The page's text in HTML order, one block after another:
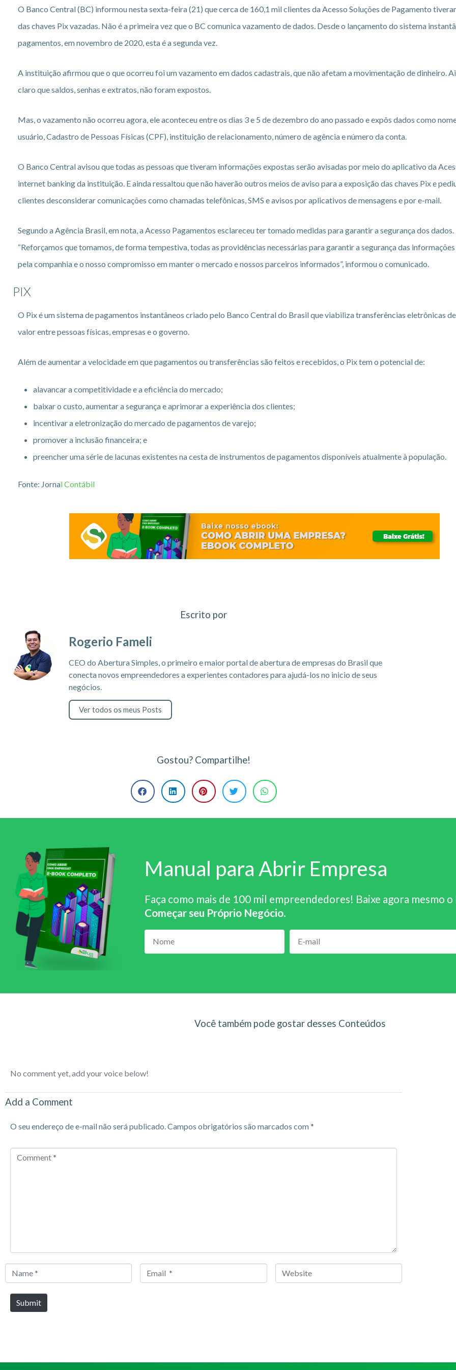
O Banco Central (BC) informou nesta sexta-feira (21) que cerca de 160,1 mil clientes da Acesso Soluções de Pagamento
das chaves Pix vazadas. Não é a primeira vez que o BC comunica vazamento de dados. Desde o lançamento do sistema
pagamentos, em novembro de 2020, esta é a segunda vez.
A instituição afirmou que o que ocorreu foi um vazamento em dados cadastrais, que não afetam a movimentação de dinheiro.
claro que saldos, senhas e extratos, não foram expostos.
Mas, o vazamento não ocorreu agora, ele aconteceu entre os dias 3 e 5 de dezembro do ano passado e expôs dados como
usuário, Cadastro de Pessoas Físicas (CPF), instituição de relacionamento, número de agência e número da conta.
O Banco Central avisou que todas as pessoas que tiveram informações expostas serão avisadas por meio do aplicativo da
internet banking da instituição. E ainda ressaltou que não haverão outros meios de aviso para a exposição das chaves Pix e
clientes desconsiderar comunicações como chamadas telefônicas, SMS e avisos por aplicativos de mensagens e por e-mail.
Segundo a Agência Brasil, em nota, a Acesso Pagamentos esclareceu ter tomado medidas para garantir a segurança dos dados.
“Reforçamos que tomamos, de forma tempestiva, todas as providências necessárias para garantir a segurança das
pela companhia e o nosso compromisso em manter o mercado e nossos parceiros informados”, informou o comunicado.
PIX
O Pix é um sistema de pagamentos instantâneos criado pelo Banco Central do Brasil que viabiliza transferências eletrônicas
valor entre pessoas físicas, empresas e o governo.
Além de aumentar a velocidade em que pagamentos ou transferências são feitos e recebidos, o Pix tem o potencial de:
alavancar a competitividade e a eficiência do mercado;
baixar o custo, aumentar a segurança e aprimorar a experiência dos clientes;
incentivar a eletronização do mercado de pagamentos de varejo;
promover a inclusão financeira; e
preencher uma série de lacunas existentes na cesta de instrumentos de pagamentos disponíveis atualmente à população.
Fonte: Jornal Contábil
Escrito por
Rogerio Fameli
CEO do Abertura Simples, o primeiro e maior portal de abertura de empresas do Brasil que
conecta novos empreendedores a experientes contadores para ajudá-los no inicio de seus
negócios.
Ver todos os meus Posts
Gostou? Compartilhe!
Manual para Abrir Empresa
Faça como mais de 100 mil empreendedores! Baixe agora mesmo o
Começar seu Próprio Negócio.
Você também pode gostar desses Conteúdos
No comment yet, add your voice below!
Add a Comment
O seu endereço de e-mail não será publicado. Campos obrigatórios são marcados com*
Comment
Name
Email
Website
Submit